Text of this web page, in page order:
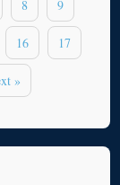
8 9
16 17
»